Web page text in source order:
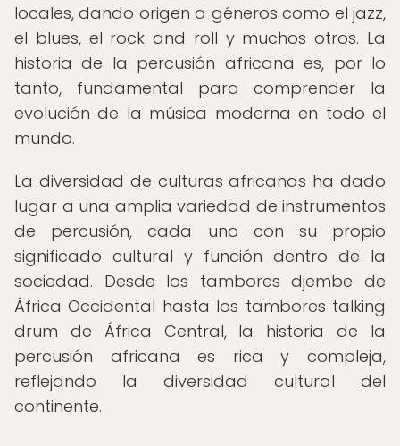
locales, dando origen a géneros como el jazz,
el blues, el rock and roll y muchos otros. La
historia de la percusión africana es, por lo
tanto, fundamental para comprender la
evolución de la música moderna en todo el
mundo.
La diversidad de culturas africanas ha dado
lugar a una amplia variedad de instrumentos
de percusión, cada uno con su propio
significado cultural y función dentro de la
sociedad. Desde los tambores djembe de
África Occidental hasta los tambores talking
drum de África Central, la historia de la
percusión africana es rica y compleja,
reflejando la diversidad cultural del
continente.